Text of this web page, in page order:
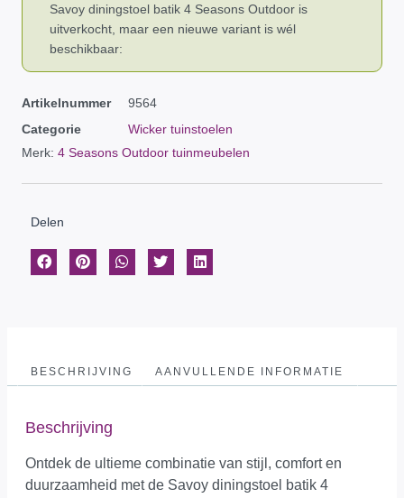
Savoy diningstoel batik 4 Seasons Outdoor is
uitverkocht, maar een nieuwe variant is wél
beschikbaar:
Artikelnummer
9564
Categorie
Wicker tuinstoelen
Merk: 4 Seasons Outdoor tuinmeubelen
Delen
BESCHRIJVING AANVULLENDE INFORMATIE
Beschrijving
Ontdek de ultieme combinatie van stijl, comfort en
duurzaamheid met de Savoy diningstoel batik 4